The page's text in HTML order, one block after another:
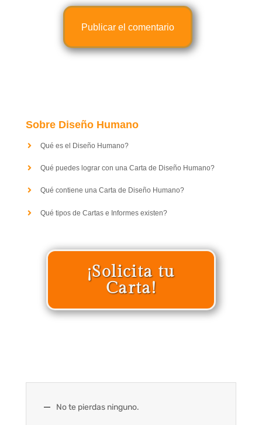
Sobre Diseño Humano
Qué es el Diseño Humano?
Qué puedes lograr con una Carta de Diseño Humano?
Qué contiene una Carta de Diseño Humano?
Qué tipos de Cartas e Informes existen?
¡Solicita tu
Carta!
No te pierdas ninguno.